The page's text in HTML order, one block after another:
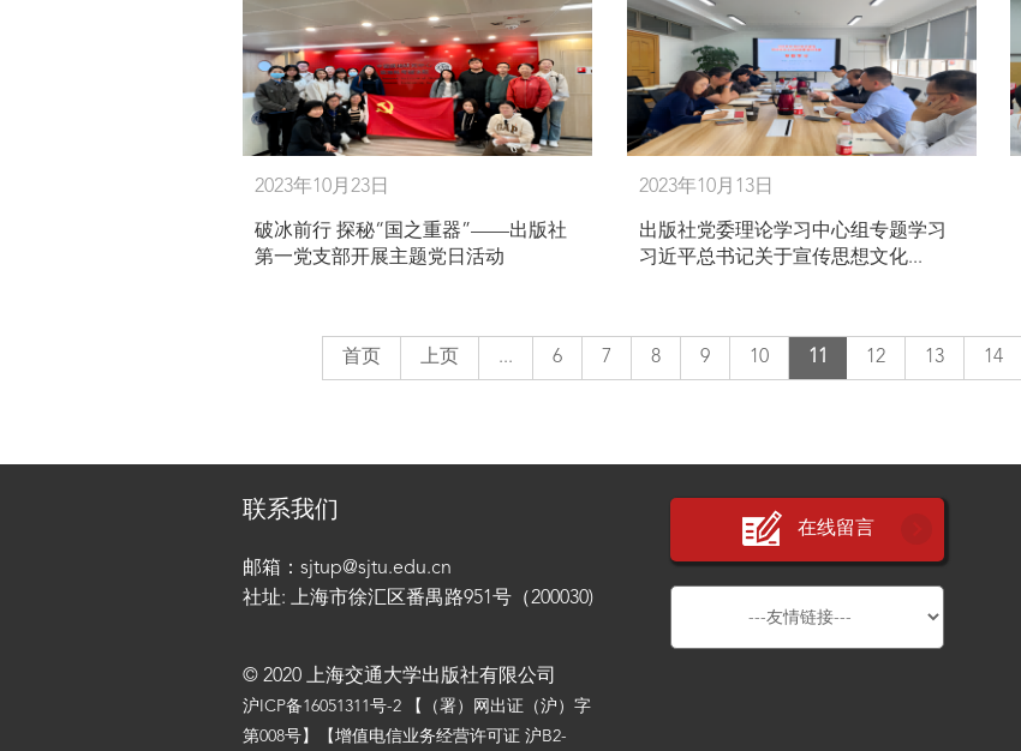
2023年10月23日
破冰前行 探秘“国之重器”——出版社
第一党支部开展主题党日活动
2023年10月13日
出版社党委理论学习中心组专题学习
习近平总书记关于宣传思想文化...
首页 上页 ... 6 7 8 9 10 11 12 13 14
联系我们
邮箱：sjtup@sjtu.edu.cn
社址: 上海市徐汇区番禺路951号（200030)
© 2020 上海交通大学出版社有限公司
沪ICP备16051311号-2 【（署）网出证（沪）字
第008号】【增值电信业务经营许可证 沪B2-
在线留言